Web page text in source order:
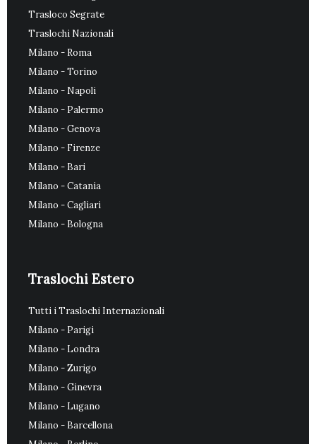
Trasloco Segrate
Traslochi Nazionali
Milano - Roma
Milano - Torino
Milano - Napoli
Milano - Palermo
Milano - Genova
Milano - Firenze
Milano - Bari
Milano - Catania
Milano - Cagliari
Milano - Bologna
Traslochi Estero
Tutti i Traslochi Internazionali
Milano - Parigi
Milano - Londra
Milano - Zurigo
Milano - Ginevra
Milano - Lugano
Milano - Barcellona